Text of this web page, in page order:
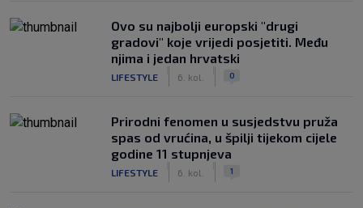
Ovo su najbolji europski "drugi
gradovi" koje vrijedi posjetiti. Među
njima i jedan hrvatski
LIFESTYLE 6. kol. 0
Prirodni fenomen u susjedstvu pruža
spas od vrućina, u špilji tijekom cijele
godine 11 stupnjeva
LIFESTYLE 6. kol. 1